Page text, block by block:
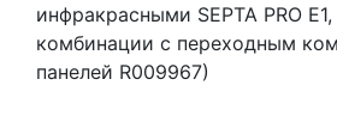
инфракрасными SEPTA PRO
комбинации с переходным
панелей R009967)